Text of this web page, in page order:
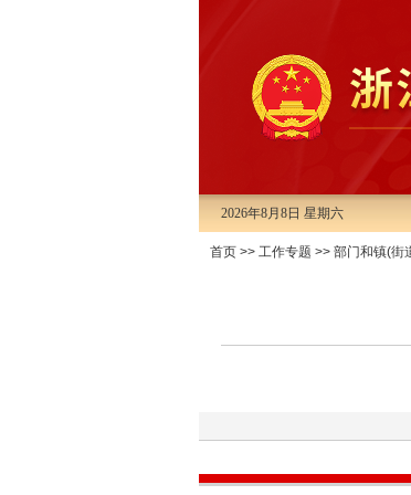
2026年8月8日 星期六
首页 >> 工作专题 >> 部门和镇(街